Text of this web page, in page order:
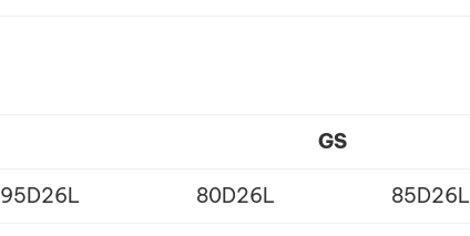
GS
95D26L 80D26L 85D26L